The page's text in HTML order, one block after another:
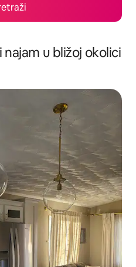
u bližoj okolici
„Odabrali gosti”